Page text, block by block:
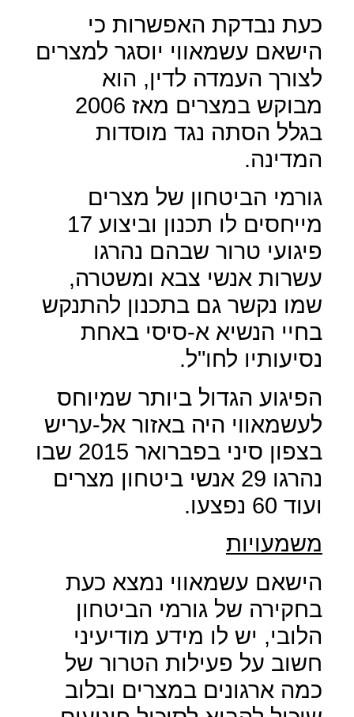
כעת נבדקת האפשרות כי
הישאם עשמאווי יוסגר למצרים
לצורך העמדה לדין, הוא
מבוקש במצרים מאז 2006
בגלל הסתה נגד מוסדות
המדינה.
גורמי הביטחון של מצרים
מייחסים לו תכנון וביצוע 17
פיגועי טרור שבהם נהרגו
עשרות אנשי צבא ומשטרה,
שמו נקשר גם בתכנון להתנקש
בחיי הנשיא א-סיסי באחת
נסיעותיו לחו"ל.
הפיגוע הגדול ביותר שמיוחס
לעשמאווי היה באזור אל-עריש
בצפון סיני בפברואר 2015 שבו
נהרגו 29 אנשי ביטחון מצרים
ועוד 60 נפצעו.
משמעויות
הישאם עשמאווי נמצא כעת
בחקירה של גורמי הביטחון
הלובי, יש לו מידע מודיעיני
חשוב על פעילות הטרור של
כמה ארגונים במצרים ובלוב